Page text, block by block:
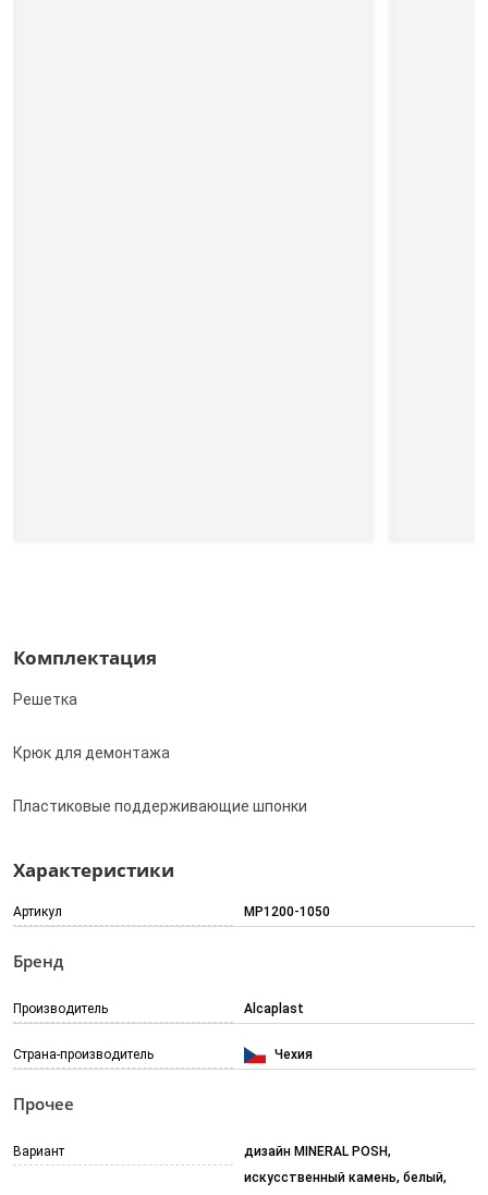
Комплектация
Решетка
Крюк для демонтажа
Пластиковые поддерживающие шпонки
Характеристики
Артикул MP1200-1050
Бренд
Производитель Alcaplast
Страна-производитель Чехия
Прочее
Вариант
дизайн MINERAL POSH,
искусственный камень, белый,